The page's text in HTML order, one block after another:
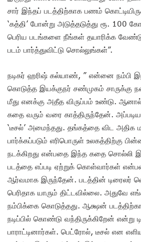
சார் இந்தப் படத்திற்காக பணம்
‘கத்தி’ போன்று அடுத்தடுத்து ரூ. 100
பெரிய படங்களை நீங்கள் தயாரிக்க
படம் பார்த்துவிட்டு சொல்லுங்கள்”.
நடிகர் ஹரிஷ் கல்யாண், ” என்னை நம்பி
கொடுத்த இயக்குநர் சண்முகம் சாருக்கு
மீது எனக்கு அதீத விருப்பம் உண்டு.
கதை வரும் வரை காத்திருந்தேன்.
‘டீசல்’ அமைந்தது. தங்கத்தை விட அதிக
பார்க்கப்படும் எரிபொருள் உலகத்திற்கு
நடக்கிறது என்பதை இந்த கதை சொல்லி
படத்தை எப்படி ஏற்றுக் கொள்வார்கள்
ஆர்வமாக இருந்தேன். படத்தின் டிரைலர்
பெரிதாக யாரும் திட்டவில்லை. அதுவே
நம்பிக்கை கொடுத்தது. ஆக்ஷன்
நடிப்பில் கொண்டு வந்திருக்கிறேன் என்று
பாராட்டினார்கள். பெட்ரோல், டீசல் என